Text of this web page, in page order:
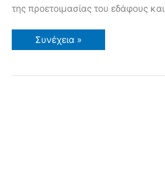
της προετοιμασίας του εδάφους και
Λίπανση
Δέντρων
και
Συνέχεια »